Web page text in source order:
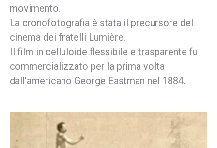
movimento.
La cronofotografia è stata il precursore del
cinema dei fratelli Lumière.
Il film in celluloide flessibile e trasparente fu
commercializzato per la prima volta
dall’americano George Eastman nel 1884.